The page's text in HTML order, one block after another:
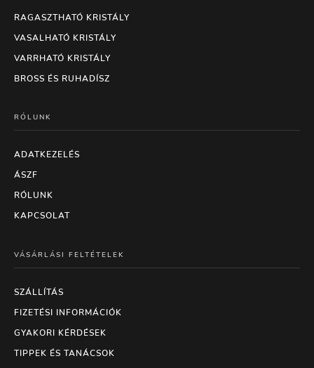
RAGASZTHATÓ KRISTÁLY
VASALHATÓ KRISTÁLY
VARRHATÓ KRISTÁLY
BROSS ÉS RUHADÍSZ
RÓLUNK
ADATKEZELÉS
ÁSZF
RÓLUNK
KAPCSOLAT
VÁSÁRLÁSI FELTÉTELEK
SZÁLLÍTÁS
FIZETÉSI INFORMÁCIÓK
GYAKORI KÉRDÉSEK
TIPPEK ÉS TANÁCSOK